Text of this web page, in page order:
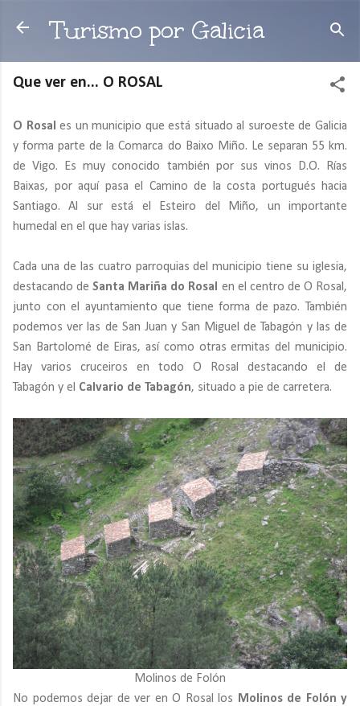
Ir al contenido principal
Turismo por Galicia
Que ver en... O ROSAL
O Rosal es un municipio que está situado al suroeste de Galicia
y forma parte de la Comarca do Baixo Miño. Le separan 55 km.
de Vigo. Es muy conocido también por sus vinos D.O. Rías
Baixas, por aquí pasa el Camino de la costa portugués hacia
Santiago. Al sur está el Esteiro del Miño, un importante
humedal en el que hay varias islas.
Cada una de las cuatro parroquias del municipio tiene su iglesia,
destacando deSanta Mariña do Rosal
en el centro de O Rosal,
junto con el ayuntamiento que tiene forma de pazo. También
podemos ver las de San Juan y San Miguel de Tabagón y las de
San Bartolomé de Eiras, así como otras ermitas del municipio.
Hay varios cruceiros en todo O Rosal destacando el de
Tabagón y el Calvario de Tabagón, situado a pie de carretera.
Molinos de Folón
No podemos dejar de ver en O Rosal los
Molinos de Folón y